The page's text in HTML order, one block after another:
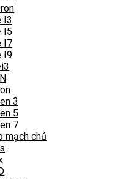
I3
I5
I7
I9
3
5
7
mạch chủ